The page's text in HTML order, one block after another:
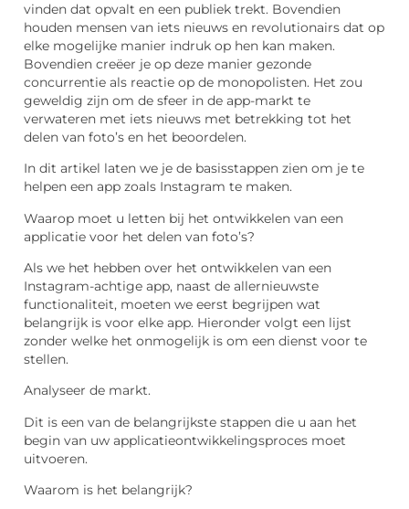
vinden dat opvalt en een publiek trekt. Bovendien
houden mensen van iets nieuws en revolutionairs dat op
elke mogelijke manier indruk op hen kan maken.
Bovendien creëer je op deze manier gezonde
concurrentie als reactie op de monopolisten. Het zou
geweldig zijn om de sfeer in de app-markt te
verwateren met iets nieuws met betrekking tot het
delen van foto’s en het beoordelen.
In dit artikel laten we je de basisstappen zien om je te
helpen een app zoals Instagram te maken.
Waarop moet u letten bij het ontwikkelen van een
applicatie voor het delen van foto’s?
Als we het hebben over het ontwikkelen van een
Instagram-achtige app, naast de allernieuwste
functionaliteit, moeten we eerst begrijpen wat
belangrijk is voor elke app. Hieronder volgt een lijst
zonder welke het onmogelijk is om een ​​dienst voor te
stellen.
Analyseer de markt.
Dit is een van de belangrijkste stappen die u aan het
begin van uw applicatieontwikkelingsproces moet
uitvoeren.
Waarom is het belangrijk?